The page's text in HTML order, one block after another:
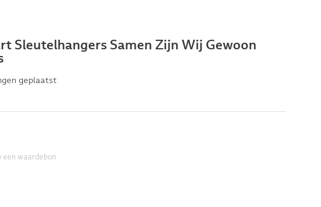
Sleutelhangers Samen Zijn Wij Gewoon
geplaatst
een waardebon